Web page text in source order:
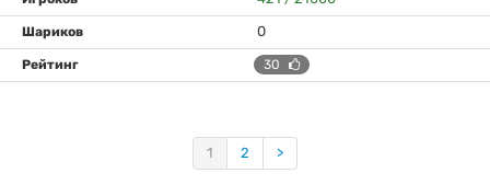
0
30
1 2 >